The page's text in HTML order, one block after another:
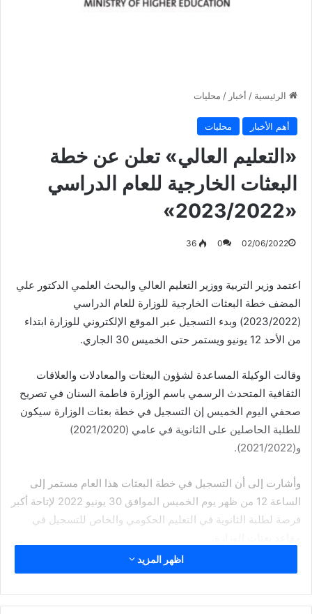
الرئيسية / أخبار / محليات
أهم الأخبار محليات
«التعليم العالي» تعلن عن خطة
البعثات الخارجية للعام الدراسي
«2023/2022»
02/06/2022
0
36
اعتمد وزير التربية ووزير التعليم العالي والبحث العلمي الدكتور علي
المضف خطة البعثات الخارجية للوزارة للعام الدراسي
(2023/2022) وبدء التسجيل عبر الموقع الإلكتروني للوزارة ابتداء
من الأحد 12 يونيو ويستمر حتى الخميس 30 الجاري.
وقالت الوكيلة المساعدة لشؤون البعثات والمعادلات والعلاقات
الثقافية المتحدث الرسمي باسم الوزارة فاطمة السنان في تصريح
صحفي اليوم الخميس إن التسجيل في خطة بعثات الوزارة سيكون
للطلبة الحاصلين على الثانوية في عامي (2021/2020)
و(2021/2022).
وأشارت إلى أن التسجيل في خطة البعثات هذا العام مستمر إلى
الساعة 12 من ظهر يوم الخميس الموافق 30 يونيو 2022 لإتاحة أكبر
فرصة لطلبة الثانوية في التعليم الحكومي والخاص للتسجيل في
وأوضحت أنه بناء على توجيهات وزير التربية ووزير التعليم العالي
والبحث العلمي الدكتور علي المضف تم طرح عدة تخصصات في
خطة البعثات الخارجية لهذا العام منها التخصصات الطبية وتخصصات
اظهر المزيد